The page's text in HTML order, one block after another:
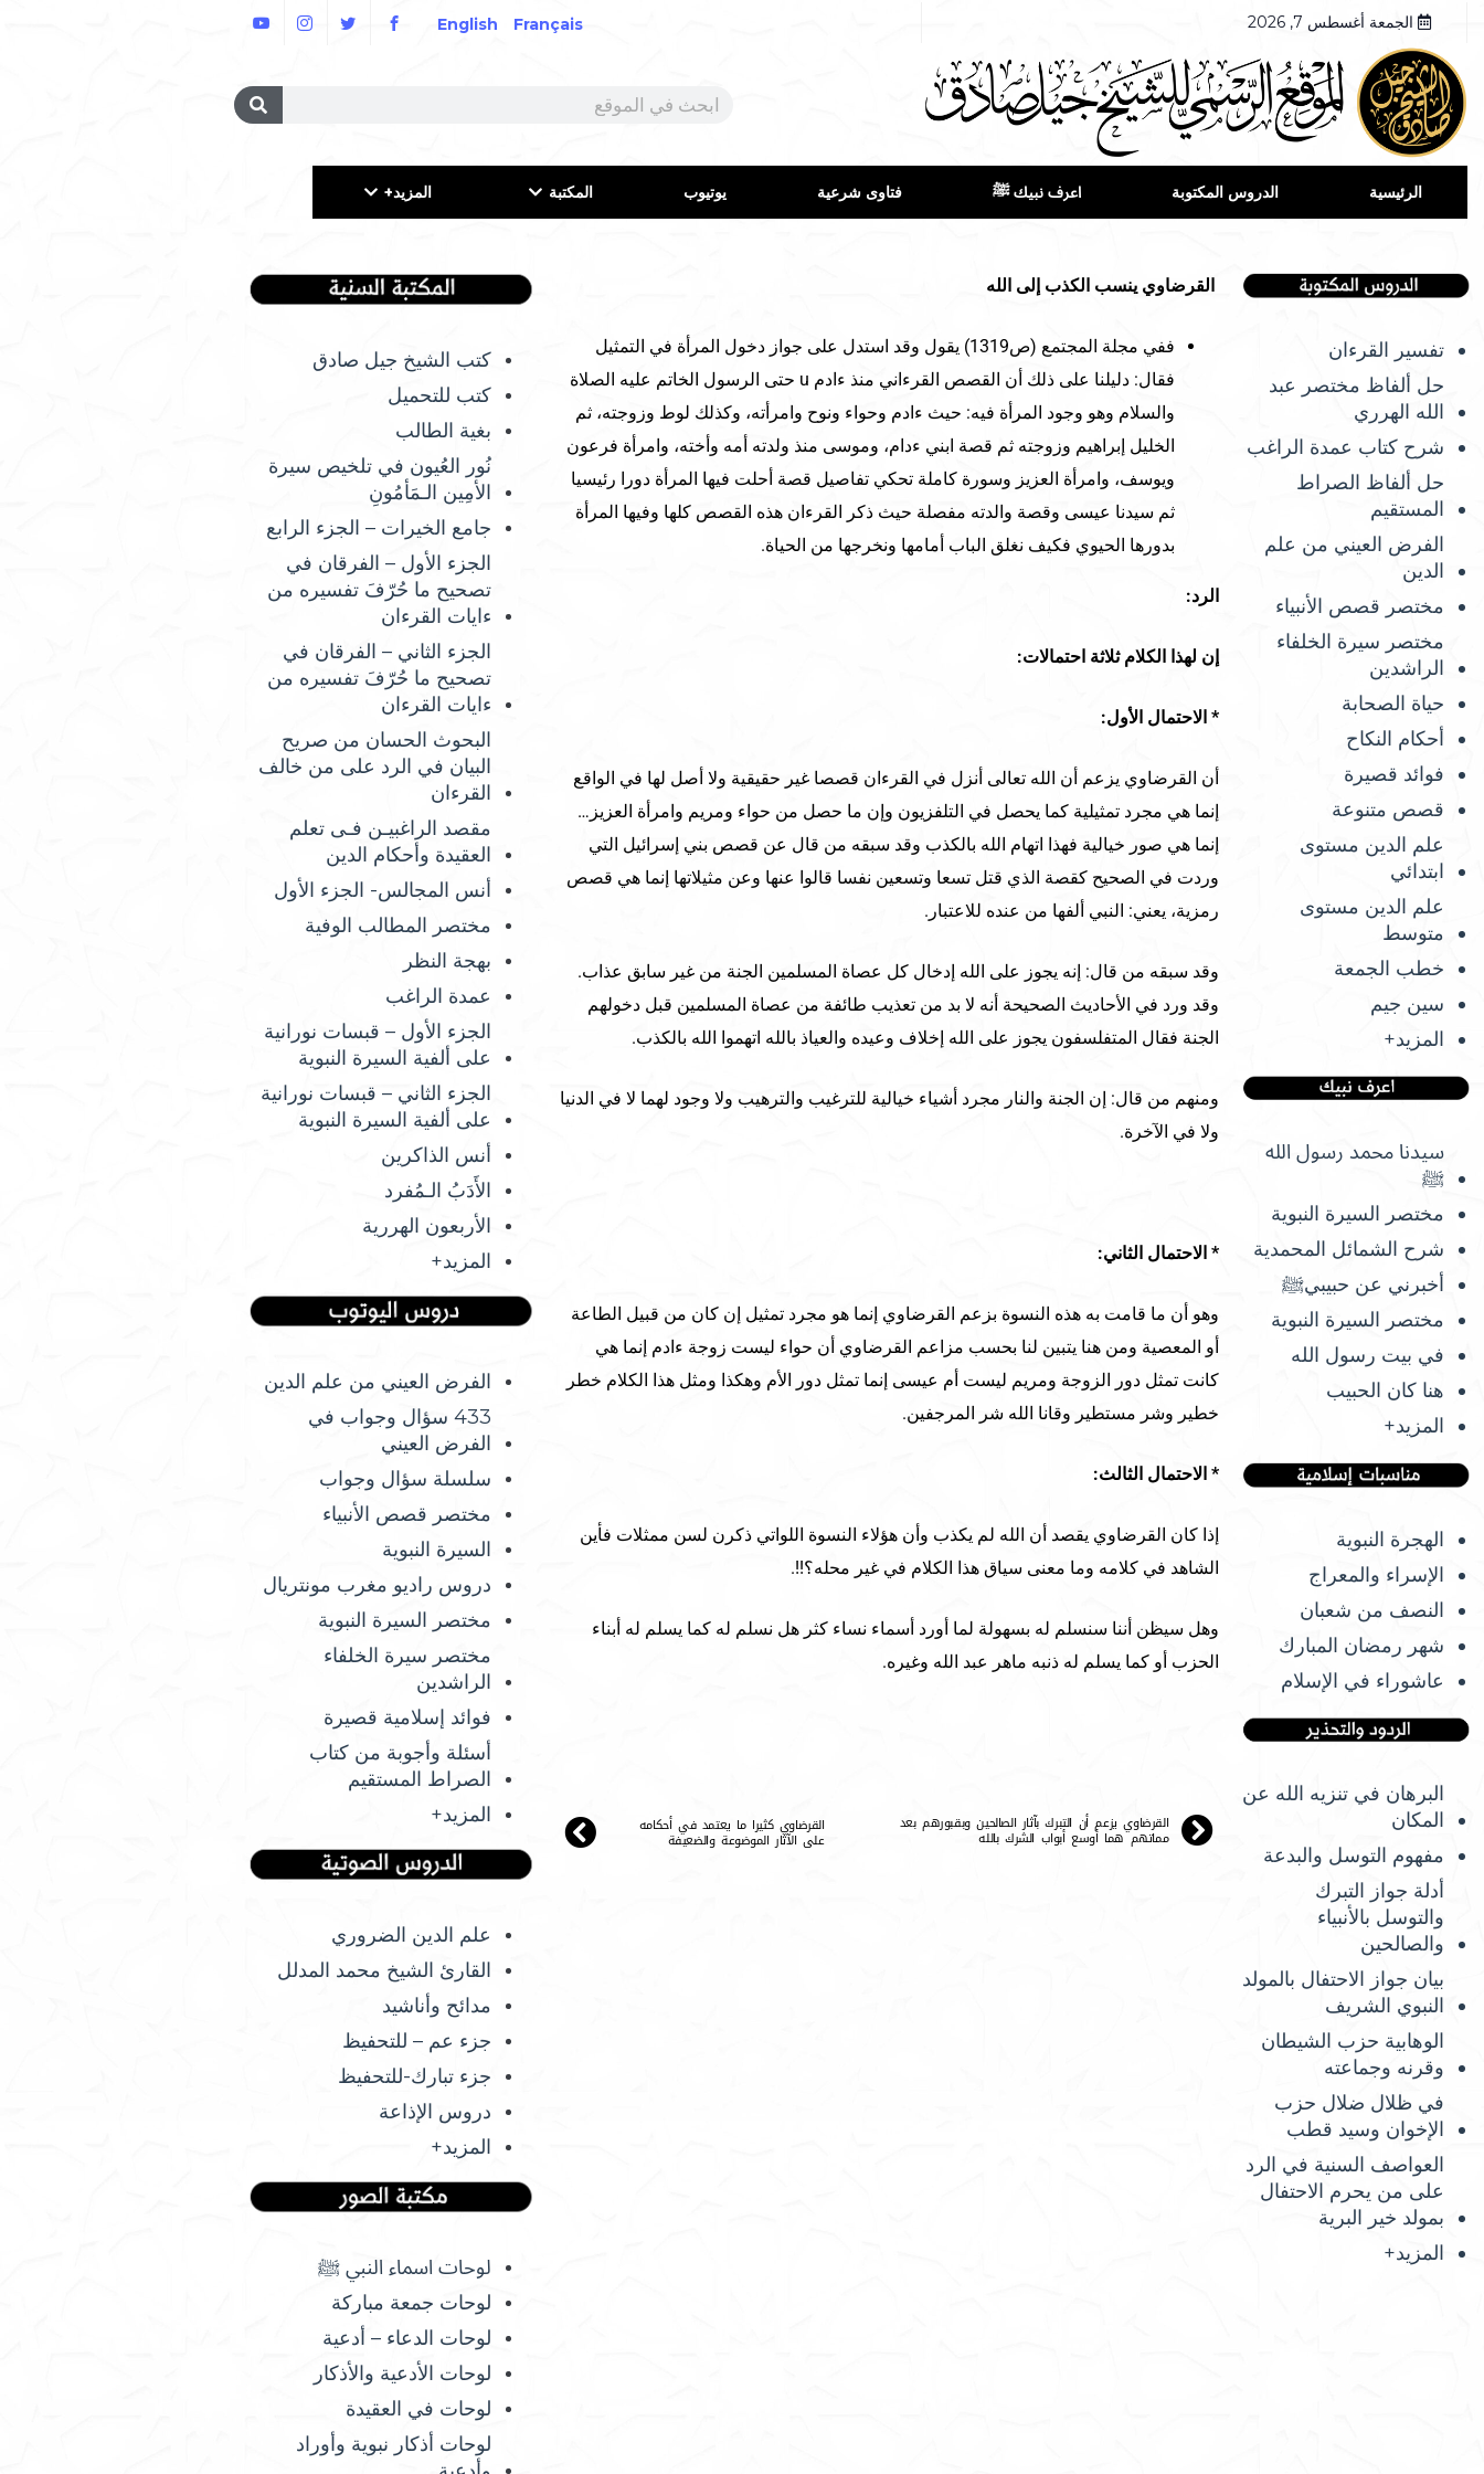
الجمعة أغسطس 7, 2026 Français
English
الرئيسية الدروس المكتوبة اعرف نبيك ﷺ فتاوى شرعية يوتيوب المكتبة المزيد+
تفسير القرءان
حل ألفاظ مختصر عبد
الله الهرري
شرح كتاب عمدة الراغب
حل ألفاظ الصراط
المستقيم
الفرض العيني من علم
الدين
مختصر قصص الأنبياء
مختصر سيرة الخلفاء
الراشدين
حياة الصحابة
أحكام النكاح
فوائد قصيرة
قصص متنوعة
علم الدين مستوى
ابتدائي
علم الدين مستوى
متوسط
خطب الجمعة
سين جيم
المزيد+
سيدنا محمد رسول الله
ﷺ
مختصر السيرة النبوية
شرح الشمائل المحمدية
أخبرني عن حبيبيﷺ
مختصر السيرة النبوية
في بيت رسول الله
هنا كان الحبيب
المزيد+
الهجرة النبوية
الإسراء والمعراج
النصف من شعبان
شهر رمضان المبارك
عاشوراء في الإسلام
البرهان في تنزيه الله عن
المكان
مفهوم التوسل والبدعة
أدلة جواز التبرك
والتوسل بالأنبياء
والصالحين
بيان جواز الاحتفال بالمولد
النبوي الشريف
الوهابية حزب الشيطان
وقرنه وجماعته
في ظلال ضلال حزب
الإخوان وسيد قطب
العواصف السنية في الرد
على من يحرم الاحتفال
بمولد خير البرية
المزيد+
القرضاوي ينسب الكذب إلى الله
ففي مجلة المجتمع (ص1319) يقول وقد استدل على جواز دخول المرأة في التمثيل
فقال: دليلنا على ذلك أن القصص القرءاني منذ ءادم u حتى الرسول الخاتم عليه الصلاة
والسلام وهو وجود المرأة فيه: حيث ءادم وحواء ونوح وامرأته، وكذلك لوط وزوجته، ثم
الخليل إبراهيم وزوجته ثم قصة ابني ءدام، وموسى منذ ولدته أمه وأخته، وامرأة فرعون
ويوسف، وامرأة العزيز وسورة كاملة تحكي تفاصيل قصة أحلت فيها المرأة دورا رئيسيا
ثم سيدنا عيسى وقصة والدته مفصلة حيث ذكر القرءان هذه القصص كلها وفيها المرأة
بدورها الحيوي فكيف نغلق الباب أمامها ونخرجها من الحياة.
الرد:
إن لهذا الكلام ثلاثة احتمالات:
* الاحتمال الأول:
أن القرضاوي يزعم أن الله تعالى أنزل في القرءان قصصا غير حقيقية ولا أصل لها في الواقع
إنما هي مجرد تمثيلية كما يحصل في التلفزيون وإن ما حصل من حواء ومريم وامرأة العزيز…
إنما هي صور خيالية فهذا اتهام الله بالكذب وقد سبقه من قال عن قصص بني إسرائيل التي
وردت في الصحيح كقصة الذي قتل تسعا وتسعين نفسا قالوا عنها وعن مثيلاتها إنما هي قصص
رمزية، يعني: النبي ألفها من عنده للاعتبار.
وقد سبقه من قال: إنه يجوز على الله إدخال كل عصاة المسلمين الجنة من غير سابق عذاب.
وقد ورد في الأحاديث الصحيحة أنه لا بد من تعذيب طائفة من عصاة المسلمين قبل دخولهم
الجنة فقال المتفلسفون يجوز على الله إخلاف وعيده والعياذ بالله اتهموا الله بالكذب.
ومنهم من قال: إن الجنة والنار مجرد أشياء خيالية للترغيب والترهيب ولا وجود لهما لا في الدنيا
ولا في الآخرة.
* الاحتمال الثاني:
وهو أن ما قامت به هذه النسوة بزعم القرضاوي إنما هو مجرد تمثيل إن كان من قبيل الطاعة
أو المعصية ومن هنا يتبين لنا بحسب مزاعم القرضاوي أن حواء ليست زوجة ءادم إنما هي
كانت تمثل دور الزوجة ومريم ليست أم عيسى إنما تمثل دور الأم وهكذا ومثل هذا الكلام خطر
خطير وشر مستطير وقانا الله شر المرجفين.
* الاحتمال الثالث:
إذا كان القرضاوي يقصد أن الله لم يكذب وأن هؤلاء النسوة اللواتي ذكرن لسن ممثلات فأين
الشاهد في كلامه وما معنى سياق هذا الكلام في غير محله؟!!.
وهل سيظن أننا سنسلم له بسهولة لما أورد أسماء نساء كثر هل نسلم له كما يسلم له أبناء
الحزب أو كما يسلم له ذنبه ماهر عبد الله وغيره.
القرضاوي يزعم أن التبرك بآثار الصالحين وبقبورهم بعد
مماتهم هما أوسع أبواب الشرك بالله
القرضاوي كثيرا ما يعتمد في أحكامه
على الآثار الموضوعة والضعيفة
كتب الشيخ جيل صادق
كتب للتحميل
بغية الطالب
نُور العُيون في تلخيص سيرة
الأمِين الـمَأمُونِ
جامع الخيرات – الجزء الرابع
الجزء الأول – الفرقان في
تصحيح ما حُرّفَ تفسيره من
ءايات القرءان
الجزء الثاني – الفرقان في
تصحيح ما حُرّفَ تفسيره من
ءايات القرءان
البحوث الحسان من صريح
البيان في الرد على من خالف
القرءان
مقصد الراغبيـن فـى تعلم
العقيدة وأحكام الدين
أنس المجالس- الجزء الأول
مختصر المطالب الوفية
بهجة النظر
عمدة الراغب
الجزء الأول – قبسات نورانية
على ألفية السيرة النبوية
الجزء الثاني – قبسات نورانية
على ألفية السيرة النبوية
أنس الذاكرين
الأَدَبُ الـمُفرد
الأربعون الهررية
المزيد+
الفرض العيني من علم الدين
433 سؤال وجواب في
الفرض العيني
سلسلة سؤال وجواب
مختصر قصص الأنبياء
السيرة النبوية
دروس راديو مغرب مونتريال
مختصر السيرة النبوية
مختصر سيرة الخلفاء
الراشدين
فوائد إسلامية قصيرة
أسئلة وأجوبة من كتاب
الصراط المستقيم
المزيد+
علم الدين الضروري
القارئ الشيخ محمد المدلل
مدائح وأناشيد
جزء عم – للتحفيظ
جزء تبارك-للتحفيظ
دروس الإذاعة
المزيد+
لوحات اسماء النبي ﷺ
لوحات جمعة مباركة
لوحات الدعاء – أدعية
لوحات الأدعية والأذكار
لوحات في العقيدة
لوحات أذكار نبوية وأوراد